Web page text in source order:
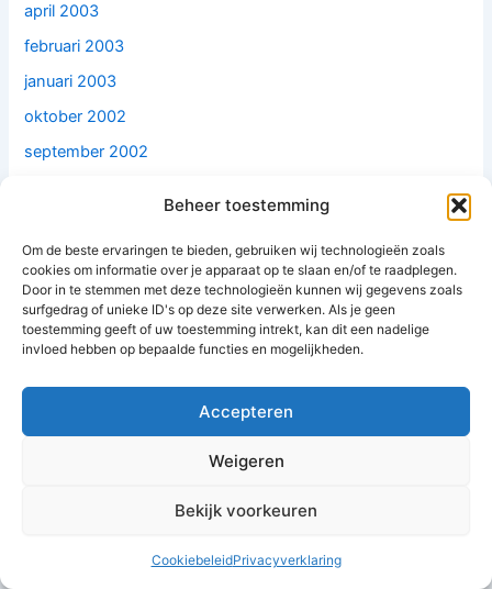
Beheer toestemming
Om de beste ervaringen te bieden, gebruiken wij technologieën zoals
cookies om informatie over je apparaat op te slaan en/of te raadplegen.
Door in te stemmen met deze technologieën kunnen wij gegevens zoals
surfgedrag of unieke ID's op deze site verwerken. Als je geen
toestemming geeft of uw toestemming intrekt, kan dit een nadelige
invloed hebben op bepaalde functies en mogelijkheden.
Accepteren
Weigeren
Bekijk voorkeuren
CookiebeleidPrivacyverklaring
april 2003
februari 2003
januari 2003
oktober 2002
september 2002
maart 2002
januari 2002
december 2001
november 2001
september 2001